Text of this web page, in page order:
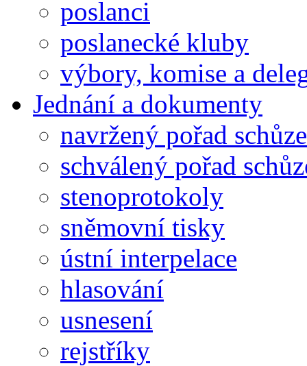
poslanci
poslanecké kluby
výbory, komise a
Jednání a dokumenty
navržený pořad schůze
schválený pořad
stenoprotokoly
sněmovní tisky
ústní interpelace
hlasování
usnesení
rejstříky